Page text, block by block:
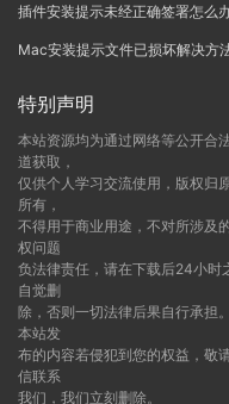
插件安装提示未经正确签署怎么
Mac安装提示文件已损坏解决方
特别声明
本站资源均为通过网络等公开合
道获取，
仅供个人学习交流使用，版权归
所有，
不得用于商业用途，不对所涉及
权问题
负法律责任，请在下载后24小时
自觉删
除，否则一切法律后果自行承担
本站发
布的内容若侵犯到您的权益，敬
信联系
我们，我们立刻删除。